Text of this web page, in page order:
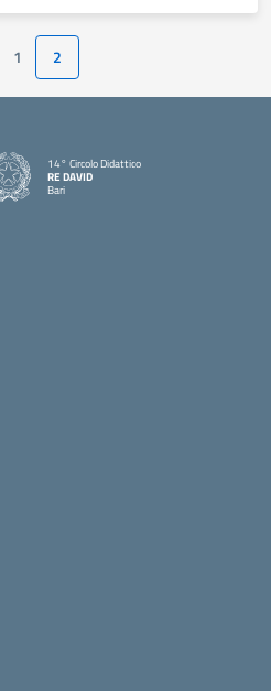
precedente
1 2
14° Circolo Didattico
RE DAVID
Bari